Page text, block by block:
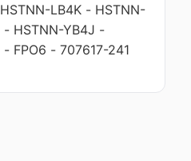
HSTNN-LB4K - HSTNN-
- HSTNN-YB4J -
- FPO6 - 707617-241